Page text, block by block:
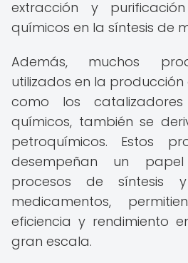
extracción y
químicos en la síntesis de
Además, muchos
utilizados en la
como los
químicos, también se
petroquímicos. Estos
desempeñan un
procesos de síntesis
medicamentos,
eficiencia y rendimiento
gran escala.